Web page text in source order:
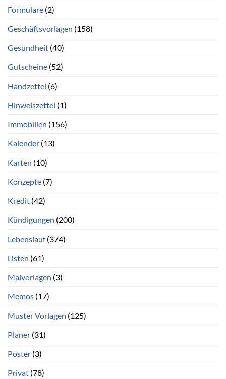
Formulare (2)
Geschäftsvorlagen (158)
Gesundheit (40)
Gutscheine (52)
Handzettel (6)
Hinweiszettel (1)
Immobilien (156)
Kalender (13)
Karten (10)
Konzepte (7)
Kredit (42)
Kündigungen (200)
Lebenslauf(374)
Listen (61)
Malvorlagen (3)
Memos (17)
Muster Vorlagen (125)
Planer (31)
Poster (3)
Privat (78)